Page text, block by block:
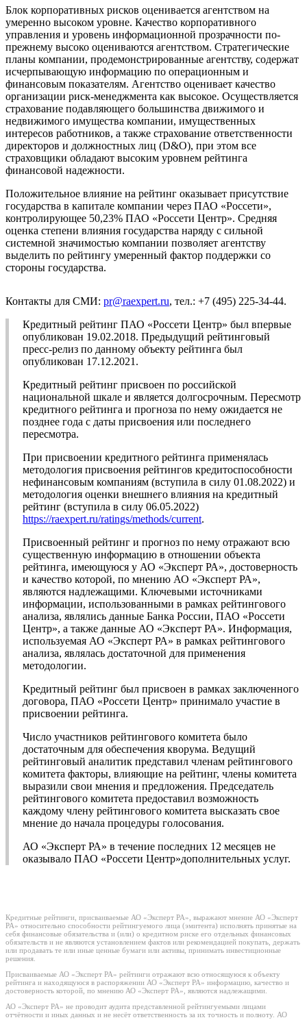
Блок корпоративных рисков оценивается агентством на
умеренно высоком уровне. Качество корпоративного
управления и уровень информационной прозрачности по-
прежнему высоко оцениваются агентством. Стратегические
планы компании, продемонстрированные агентству, содержат
исчерпывающую информацию по операционным и
финансовым показателям. Агентство оценивает качество
организации риск-менеджмента как высокое. Осуществляется
страхование подавляющего большинства движимого и
недвижимого имущества компании, имущественных
интересов работников, а также страхование ответственности
директоров и должностных лиц (D&O), при этом все
страховщики обладают высоким уровнем рейтинга
финансовой надежности.
Положительное влияние на рейтинг оказывает присутствие
государства в капитале компании через ПАО «Россети»,
контролирующее 50,23% ПАО «Россети Центр». Средняя
оценка степени влияния государства наряду с сильной
системной значимостью компании позволяет агентству
выделить по рейтингу умеренный фактор поддержки со
стороны государства.
Контакты для СМИ: pr@raexpert.ru, тел.: +7 (495) 225-34-44.
Кредитный рейтинг ПАО «Россети Центр» был впервые
опубликован 19.02.2018. Предыдущий рейтинговый
пресс-релиз по данному объекту рейтинга был
опубликован 17.12.2021.
Кредитный рейтинг присвоен по российской
национальной шкале и является долгосрочным. Пересмотр
кредитного рейтинга и прогноза по нему ожидается не
позднее года с даты присвоения или последнего
пересмотра.
При присвоении кредитного рейтинга применялась
методология присвоения рейтингов кредитоспособности
нефинансовым компаниям (вступила в силу 01.08.2022) и
методология оценки внешнего влияния на кредитный
рейтинг (вступила в силу 06.05.2022)
https://raexpert.ru/ratings/methods/current.
Присвоенный рейтинг и прогноз по нему отражают всю
существенную информацию в отношении объекта
рейтинга, имеющуюся у АО «Эксперт РА», достоверность
и качество которой, по мнению АО «Эксперт РА»,
являются надлежащими. Ключевыми источниками
информации, использованными в рамках рейтингового
анализа, являлись данные Банка России, ПАО «Россети
Центр», а также данные АО «Эксперт РА». Информация,
используемая АО «Эксперт РА» в рамках рейтингового
анализа, являлась достаточной для применения
методологии.
Кредитный рейтинг был присвоен в рамках заключенного
договора, ПАО «Россети Центр» принимало участие в
присвоении рейтинга.
Число участников рейтингового комитета было
достаточным для обеспечения кворума. Ведущий
рейтинговый аналитик представил членам рейтингового
комитета факторы, влияющие на рейтинг, члены комитета
выразили свои мнения и предложения. Председатель
рейтингового комитета предоставил возможность
каждому члену рейтингового комитета высказать свое
мнение до начала процедуры голосования.
АО «Эксперт РА» в течение последних 12 месяцев не
оказывало ПАО «Россети Центр»дополнительных услуг.
Кредитные рейтинги, присваиваемые АО «Эксперт РА», выражают мнение АО «Эксперт
РА» относительно способности рейтингуемого лица (эмитента) исполнять принятые на
себя финансовые обязательства и (или) о кредитном риске его отдельных финансовых
обязательств и не являются установлением фактов или рекомендацией покупать, держать
или продавать те или иные ценные бумаги или активы, принимать инвестиционные
решения.
Присваиваемые АО «Эксперт РА» рейтинги отражают всю относящуюся к объекту
рейтинга и находящуюся в распоряжении АО «Эксперт РА» информацию, качество и
достоверность которой, по мнению АО «Эксперт РА», являются надлежащими.
АО «Эксперт РА» не проводит аудита представленной рейтингуемыми лицами
отчётности и иных данных и не несёт ответственность за их точность и полноту. АО